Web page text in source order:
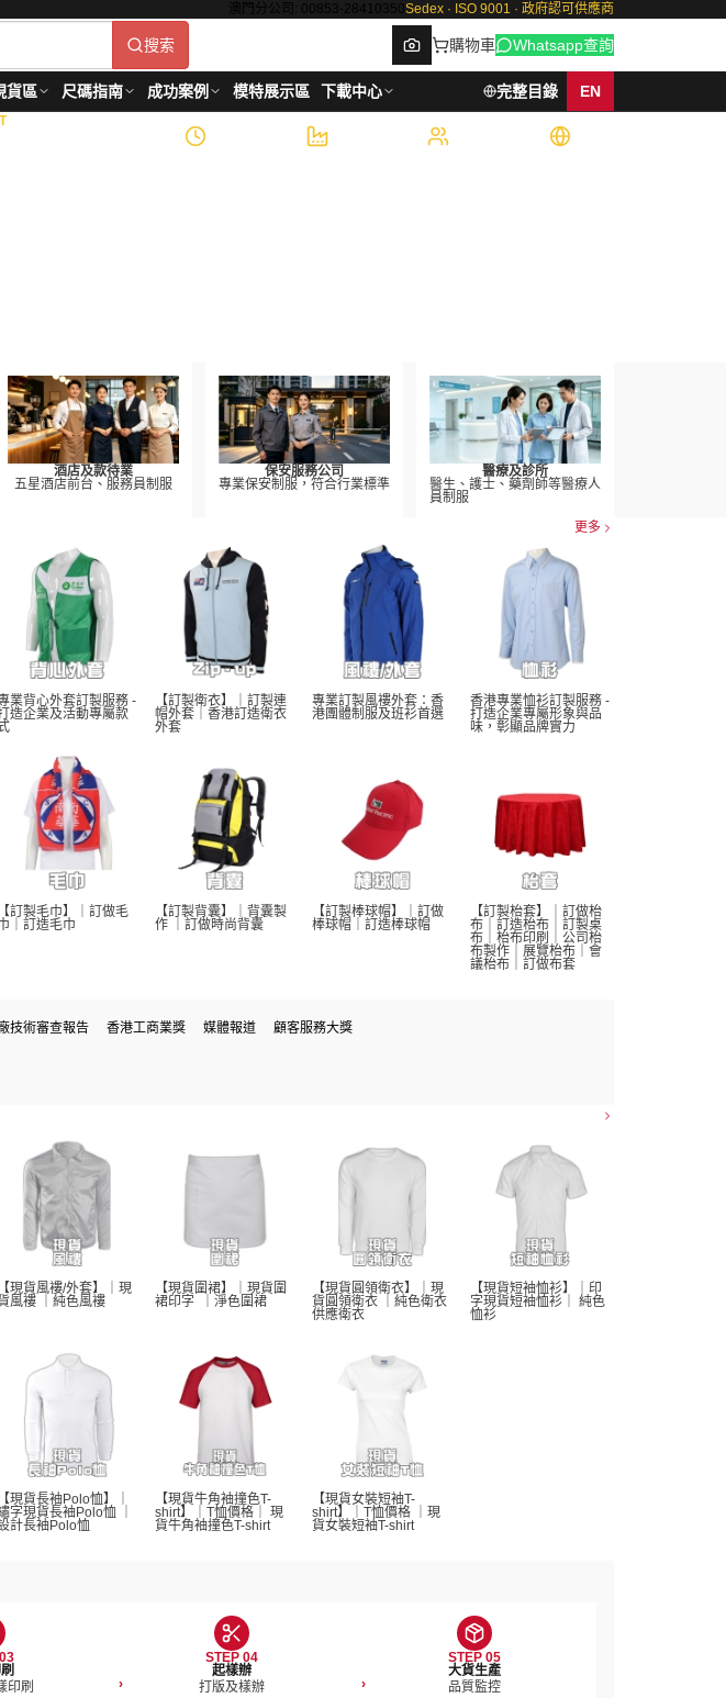
澳門分公司: 00853-28410350 Sedex · ISO 9001 · 政府認可供應商
搜索 購物車 Whatsapp查詢
貨區 尺碼指南 成功案例 模特展示區 下載中心 完整目錄 EN
酒店及款待業
五星酒店前台、服務員制服
保安服務公司
專業保安制服，符合行業標準
醫療及診所
醫生、護士、藥劑師等醫療人
員制服
更多
業背心外套訂製服務 -
造企業及活動專屬款
【訂製衛衣】｜訂製連
帽外套｜香港訂造衛衣
外套
專業訂製風褸外套：香
港團體制服及班衫首選
香港專業恤衫訂製服務 -
打造企業專屬形象與品
味，彰顯品牌實力
【訂製毛巾】｜訂做毛
｜訂造毛巾
【訂製背囊】｜背囊製
作 ｜訂做時尚背囊
【訂製棒球帽】｜訂做
棒球帽｜訂造棒球帽
【訂製枱套】｜訂做枱
布｜訂造枱布｜訂製桌
布｜枱布印刷｜公司枱
布製作｜展覽枱布｜會
議枱布｜訂做布套
技術審查報告 香港工商業獎 媒體報道 顧客服務大獎
【現貨風褸/外套】｜現
風褸 ｜純色風褸
【現貨圍裙】｜現貨圍
裙印字  ｜淨色圍裙
【現貨圓領衛衣】｜現
貨圓領衛衣 ｜純色衛衣
供應衛衣
【現貨短袖恤衫】｜印
字現貨短袖恤衫｜ 純色
恤衫
【現貨長袖Polo恤】｜
字現貨長袖Polo恤 ｜
計長袖Polo恤
【現貨牛角袖撞色T-
shirt】｜T恤價格｜ 現
貨牛角袖撞色T-shirt
【現貨女裝短袖T-
shirt】｜T恤價格 ｜現
貨女裝短袖T-shirt
印刷
›
STEP 04
起樣辦
打版及樣辦
›
STEP 05
大貨生產
品質監控